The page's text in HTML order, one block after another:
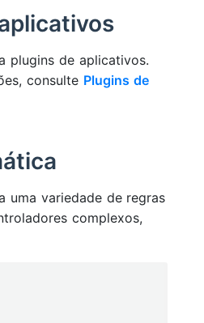
plugins de aplicativos.
consulte Plugins de
uma variedade de regras
complexos,